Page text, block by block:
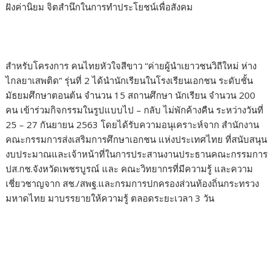
ฝังค่านิยม จิตสำนึกในการทำประโยชน์เพื่อสังคม
สำหรับโครงการ คนไทยหัวใจสีขาว “ค่ายผู้นำเยาวชนวิถีใหม่ ห่าง
ไกลยาเสพติด” รุ่นที่ 2 ได้นำนักเรียนในโรงเรียนเอกชน ระดับชั้น
มัธยมศึกษาตอนต้น จำนวน 15 สถานศึกษา นักเรียน จำนวน 200
คน เข้าร่วมกิจกรรมในรูปแบบไป – กลับ ไม่พักค้างคืน ระหว่างวันที่
25 – 27 กันยายน 2563 โดยได้รับความอนุเคราะห์จาก สำนักงาน
คณะกรรมการส่งเสริมการศึกษาเอกชน แห่งประเทศไทย ที่สนับสนุน
งบประมาณและเจ้าหน้าที่ในการประสานงานประธานคณะกรรมการ
ปส.กช.จังหวัดเพชรบูรณ์ และ คณะวิทยากรที่มีความรู้ และความ
เชี่ยวชาญจาก สช./สพฐ.และกรมการปกครองส่วนท้องถิ่นกระทรวง
มหาดไทย มาบรรยายให้ความรู้ ตลอดระยะเวลา 3 วัน